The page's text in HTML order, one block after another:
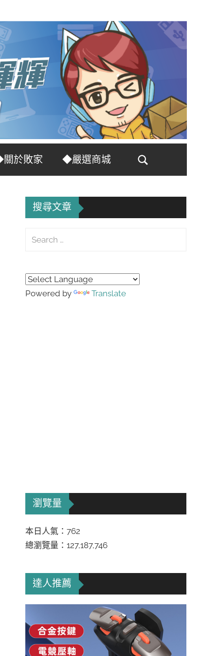
於敗家
◆嚴選商城
Search
搜尋文章
Search
Powered by Translate
瀏覽量
本日人氣：762
總瀏覽量：127,187,746
達人推薦